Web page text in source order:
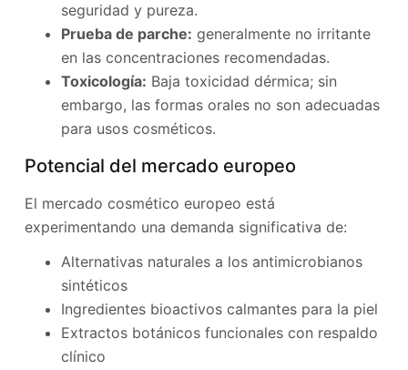
seguridad y pureza.
Prueba de parche: generalmente no irritante
en las concentraciones recomendadas.
Toxicología: Baja toxicidad dérmica; sin
embargo, las formas orales no son adecuadas
para usos cosméticos.
Potencial del mercado europeo
El mercado cosmético europeo está
experimentando una demanda significativa de:
Alternativas naturales a los antimicrobianos
sintéticos
Ingredientes bioactivos calmantes para la piel
Extractos botánicos funcionales con respaldo
clínico